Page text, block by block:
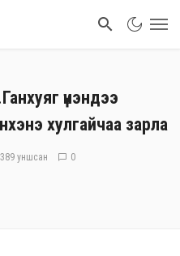
үнэндээ
хулгайчаа зарла
389 уншсан 0